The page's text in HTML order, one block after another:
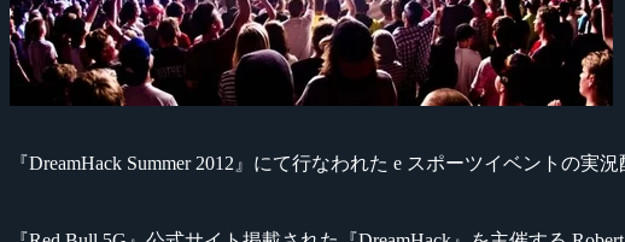
『DreamHack Summer 2012』にて行なわれた e スポーツイベントの実